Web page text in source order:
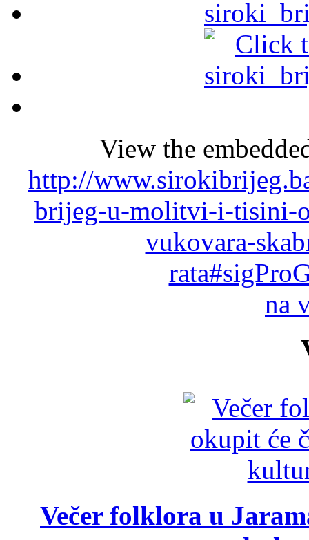
View the
http://
brijeg-u-molitvi-i-tisini-
vukovara-
na
Večer folklora u